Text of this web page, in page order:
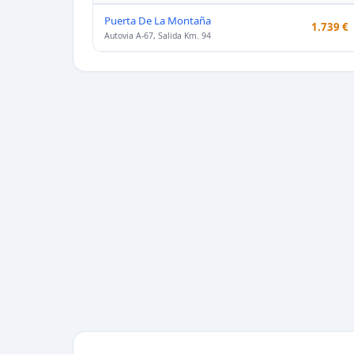
Puerta De La Montaña
Autovia A-67, Salida Km. 94
1.739 €